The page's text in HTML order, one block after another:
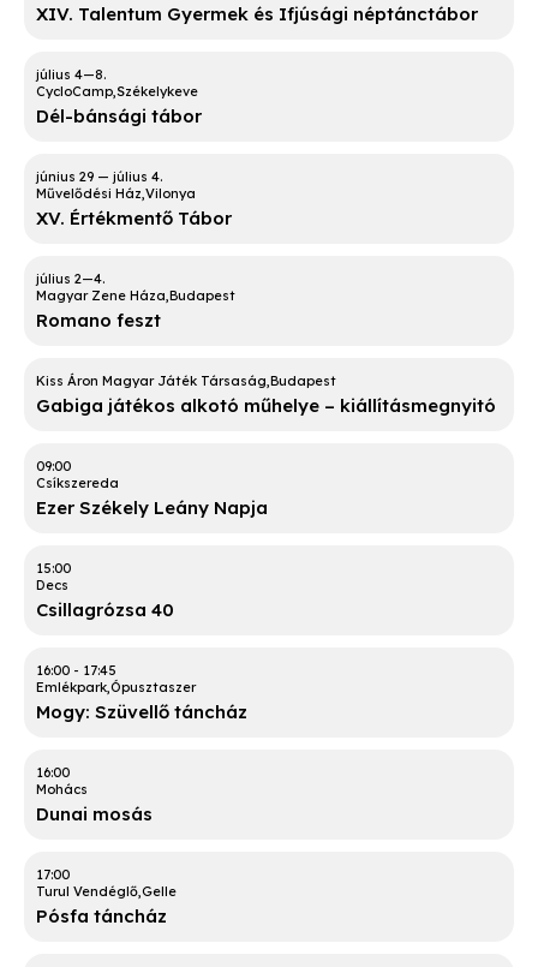
XIV. Talentum Gyermek és Ifjúsági néptánctábor
CycloCamp Székelykeve
Dél-bánsági tábor
Művelődési Ház Vilonya
XV. Értékmentő Tábor
Magyar Zene Háza Budapest
Romano feszt
Kiss Áron Magyar Játék Társaság Budapest
Gabiga játékos alkotó műhelye – kiállításmegnyitó
09:00
Csíkszereda
Ezer Székely Leány Napja
15:00
Decs
Csillagrózsa 40
16:00 - 17:45
Emlékpark Ópusztaszer
Mogy: Szüvellő táncház
16:00
Mohács
Dunai mosás
17:00
Turul Vendéglő Gelle
Pósfa táncház